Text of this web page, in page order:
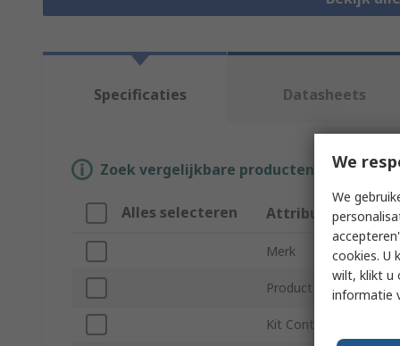
Specificaties Datasheets
Zoek vergelijkbare producten door een
Alles selecteren Attribuut
Merk
Product Type
Kit Contents
We
We
cookies. U
wilt, klikt u
informatie